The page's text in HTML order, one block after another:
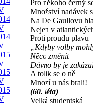
Pro někoho černý
Množství nadávek
Na De Gaullovu
Nejen v
Proti proudu plavu
„Kdyby volby
Něco změnit
Dávno by je
A tolik se o ně
Mnozí u nás brali!
(60. léta)
Velká studentská